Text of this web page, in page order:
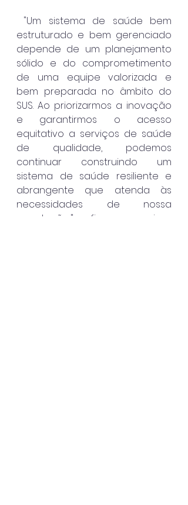
estruturado e bem gerenciado
depende de um planejamento
sólido e do comprometimento
de uma equipe valorizada e
bem preparada no âmbito do
SUS. Ao priorizarmos a inovação
e garantirmos o acesso
equitativo a serviços de saúde
de qualidade, podemos
continuar construindo um
sistema de saúde resiliente e
abrangente que atenda às
necessidades de nossa
população," afirmou o vice-